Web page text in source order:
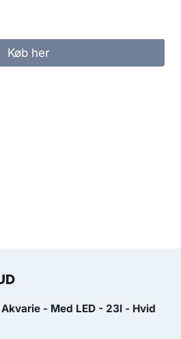
Køb her
- Med LED - 23l - Hvid